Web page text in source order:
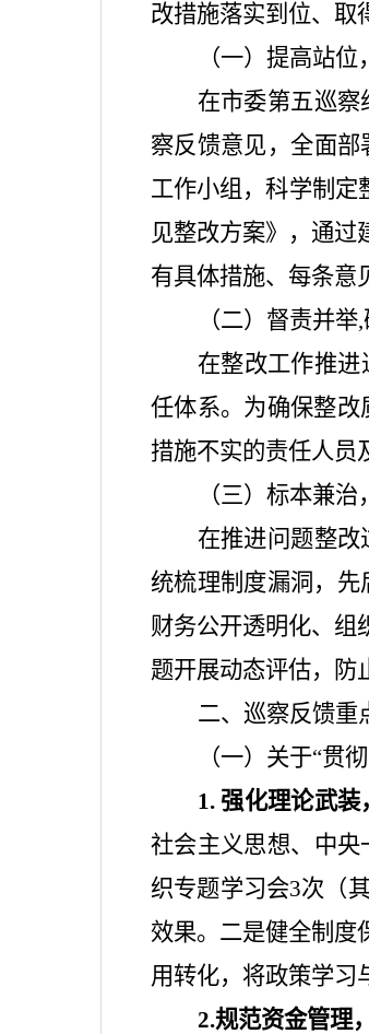
改措施落实到位、取
（一）提高站
在市委第五巡
察反馈意见，全面
工作小组，科学制定
见整改方案》，通过
有具体措施、每条意
（二）督责并举,
在整改工作推
任体系。为确保整
措施不实的责任人员
（三）标本兼
在推进问题整
统梳理制度漏洞，先
财务公开透明化、组
题开展动态评估，防
二、巡察反馈重
（一）关于“贯
1. 强化理论武装
社会主义思想、中
织专题学习会3次（
效果。二是健全制度
用转化，将政策学习
2.规范资金管理